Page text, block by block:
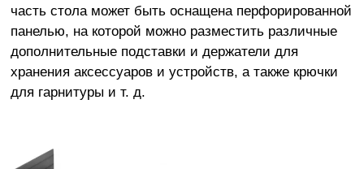
часть стола может быть оснащена перфорированной
панелью, на которой можно разместить различные
дополнительные подставки и держатели для
хранения аксессуаров и устройств, а также крючки
для гарнитуры и т. д.